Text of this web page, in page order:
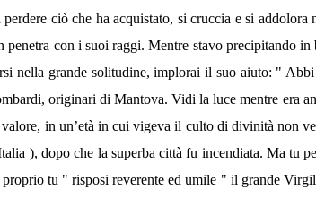
ciò che ha acquistato, si cruccia e si
con i suoi raggi. Mentre stavo precipitando
nella grande solitudine, implorai il suo aiuto: "
originari di Mantova. Vidi la luce mentre era
in un’età in cui vigeva il culto di divinità non
), dopo che la superba città fu incendiata. Ma tu
tu " risposi reverente ed umile " il grande